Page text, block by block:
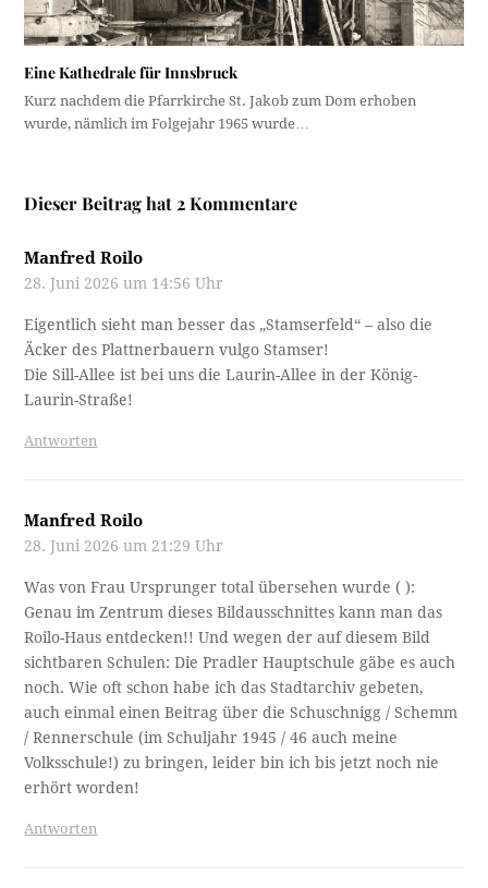
Eine Kathedrale für Innsbruck
Kurz nachdem die Pfarrkirche St. Jakob zum Dom erhoben
wurde, nämlich im Folgejahr 1965 wurde…
Dieser Beitrag hat 2 Kommentare
Manfred Roilo
28. Juni 2026 um 14:56 Uhr
Eigentlich sieht man besser das „Stamserfeld“ – also die
Äcker des Plattnerbauern vulgo Stamser!
Die Sill-Allee ist bei uns die Laurin-Allee in der König-
Laurin-Straße!
Antworten
Manfred Roilo
28. Juni 2026 um 21:29 Uhr
Was von Frau Ursprunger total übersehen wurde ( ):
Genau im Zentrum dieses Bildausschnittes kann man das
Roilo-Haus entdecken!! Und wegen der auf diesem Bild
sichtbaren Schulen: Die Pradler Hauptschule gäbe es auch
noch. Wie oft schon habe ich das Stadtarchiv gebeten,
auch einmal einen Beitrag über die Schuschnigg / Schemm
/ Rennerschule (im Schuljahr 1945 / 46 auch meine
Volksschule!) zu bringen, leider bin ich bis jetzt noch nie
erhört worden!
Antworten